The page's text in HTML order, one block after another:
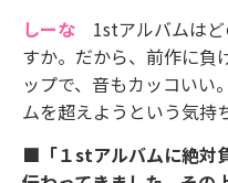
しーな 1stアルバムは
すか。だから、前作に負
ップで、音もカッコいい
ムを超えようという気持
■「１stアルバムに絶対